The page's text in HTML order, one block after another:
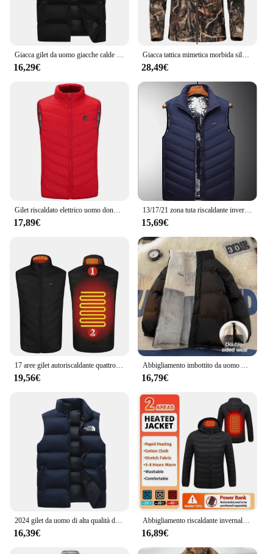
16,29€
Giacca tattica mimetica morbida silenziosa da uomo Giacca da caccia in pile caldo impermeabile Cappotto con cappuccio da pesca per escursionismo all'aperto
28,49€
17,89€
13/17/21 zona tuta riscaldante inverno caldo e confortevole colletto alla coreana gilet da lavoro cappotto intelligente per il controllo della temperatura degli uomini all'aperto
15,69€
19,56€ 16,79€
16,39€
Abbigliamento riscaldante invernale Riscaldamento intelligente multizona Controllo della temperatura a 4 velocità Cappotto caldo Giacca riscaldante da 21 zone per esterni
16,89€